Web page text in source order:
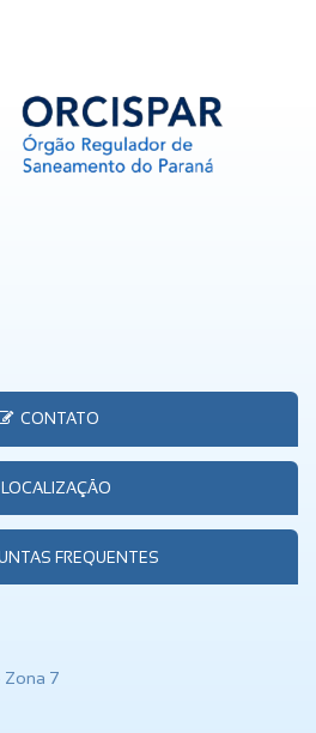
CONTATO
LOCALIZAÇÃO
FREQUENTES
Zona 7